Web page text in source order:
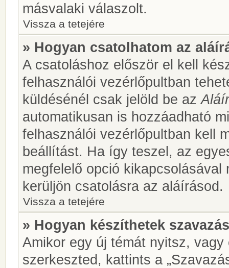
másvalaki válaszolt.
Vissza a tetejére
» Hogyan csatolhatom az
A csatoláshoz először el kell
felhasználói vezérlőpultban
küldésénél csak jelöld be az
automatikusan is hozzáadható
felhasználói vezérlőpultban kell
beállítást. Ha így teszel, az
megfelelő opció
kerüljön csatolásra az aláírásod.
Vissza a tetejére
» Hogyan készíthetek
Amikor egy új témát nyitsz,
szerkeszted, kattints a